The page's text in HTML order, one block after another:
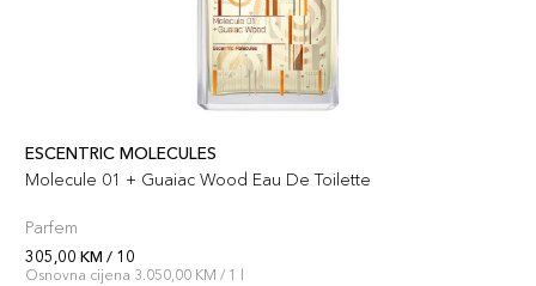
ESCENTRIC MOLECULES
Molecule 01 + Guaiac Wood Eau De Toilette
Parfem
305,00 KM / 10
Osnovna cijena 3.050,00 KM / 1 l